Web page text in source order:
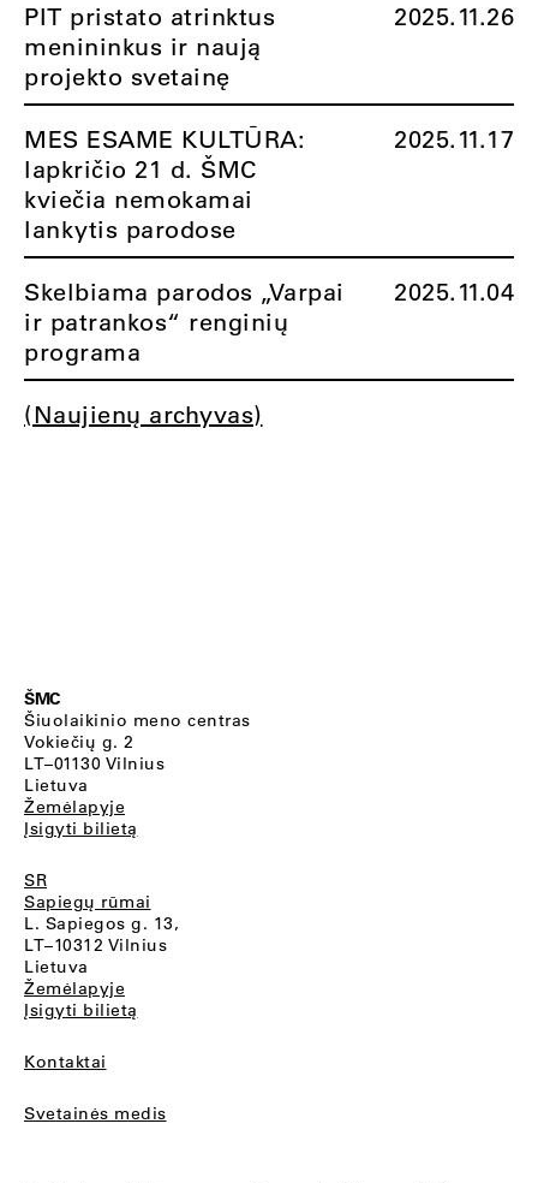
PIT pristato atrinktus
menininkus ir naują
projekto svetainę
2025.11.26
MES ESAME KULTŪRA:
lapkričio 21 d. ŠMC
kviečia nemokamai
lankytis parodose
2025.11.17
Skelbiama parodos „Varpai
ir patrankos“ renginių
programa
2025.11.04
(Naujienų archyvas)
ŠMC
Šiuolaikinio meno centras
Vokiečių g. 2
LT–01130 Vilnius
Lietuva
Žemėlapyje
Įsigyti bilietą
SR
Sapiegų rūmai
L. Sapiegos g. 13,
LT–10312 Vilnius
Lietuva
Žemėlapyje
Įsigyti bilietą
Kontaktai
Svetainės medis